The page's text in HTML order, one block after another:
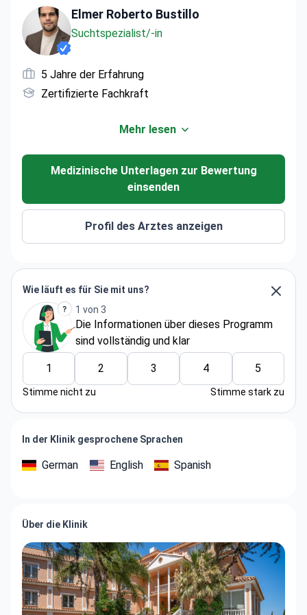
Elmer Roberto Bustillo
Suchtspezialist/-in
5 Jahre der Erfahrung
Zertifizierte Fachkraft
Mehr lesen
Medizinische Unterlagen zur Bewertung
einsenden
Profil des Arztes anzeigen
Wie läuft es für Sie mit uns?
1 von 3
Die Informationen über dieses Programm
sind vollständig und klar
1 2 3 4 5
Stimme nicht zu Stimme stark zu
In der Klinik gesprochene Sprachen
German English Spanish
Über die Klinik